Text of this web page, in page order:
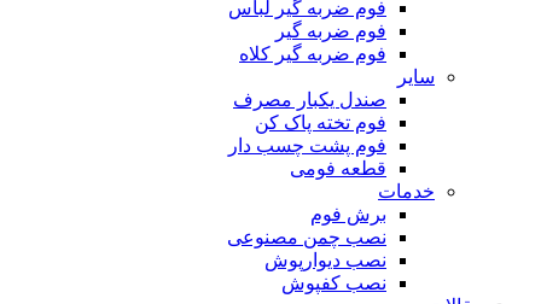
فوم ضربه گیر لباس
فوم ضربه گیر
فوم ضربه گیر کلاه
سایر
صندل یکبار مصرف
فوم تخته پاک کن
فوم پشت چسب دار
قطعه فومی
خدمات
برش فوم
نصب چمن مصنوعی
نصب دیوارپوش
نصب کفپوش